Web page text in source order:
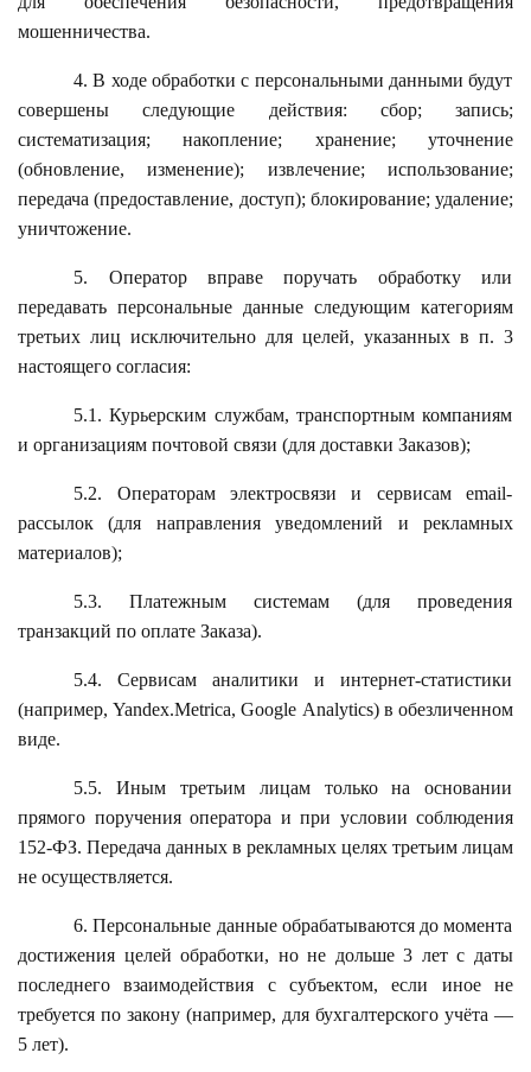
мошенничества.
4. В ходе обработки с персональными данными будут
совершены следующие действия: сбор; запись;
систематизация; накопление; хранение; уточнение
(обновление, изменение); извлечение; использование;
передача (предоставление, доступ); блокирование; удаление;
уничтожение.
5. Оператор вправе поручать обработку или
передавать персональные данные следующим категориям
третьих лиц исключительно для целей, указанных в п. 3
настоящего согласия:
5.1. Курьерским службам, транспортным компаниям
и организациям почтовой связи (для доставки Заказов);
5.2. Операторам электросвязи и сервисам email-
рассылок (для направления уведомлений и рекламных
материалов);
5.3. Платежным системам (для проведения
транзакций по оплате Заказа).
5.4. Сервисам аналитики и интернет-статистики
(например, Yandex.Metrica, Google Analytics) в обезличенном
виде.
5.5. Иным третьим лицам только на основании
прямого поручения оператора и при условии соблюдения
152-ФЗ. Передача данных в рекламных целях третьим лицам
не осуществляется.
6. Персональные данные обрабатываются до момента
достижения целей обработки, но не дольше 3 лет с даты
последнего взаимодействия с субъектом, если иное не
требуется по закону (например, для бухгалтерского учёта —
5 лет).